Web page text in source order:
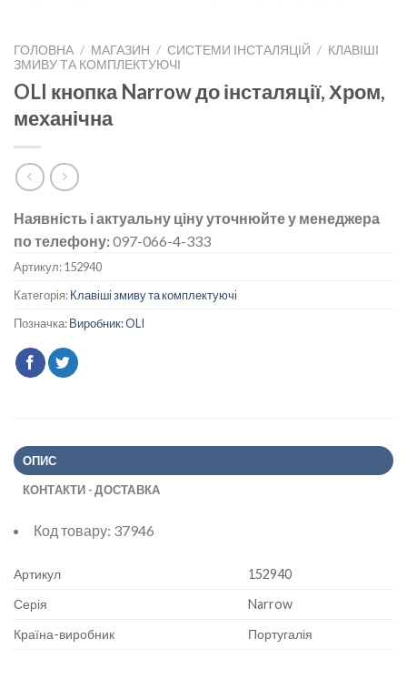
ГОЛОВНА / МАГАЗИН / СИСТЕМИ ІНСТАЛЯЦІЙ / КЛАВІШІ
ЗМИВУ ТА КОМПЛЕКТУЮЧІ
OLI кнопка Narrow до інсталяції, Хром,
механічна
Наявність і актуальну ціну уточнюйте у менеджера
по телефону:097-066-4-333
Артикул:152940
Категорія:Клавіші змиву та комплектуючі
Позначка:Виробник: OLI
ОПИС
КОНТАКТИ - ДОСТАВКА
Код товару: 37946
Артикул
152940
Серія
Narrow
Країна-виробник
Португалія